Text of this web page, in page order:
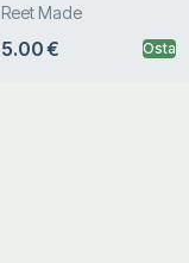
Reet Made
5.00 € Osta